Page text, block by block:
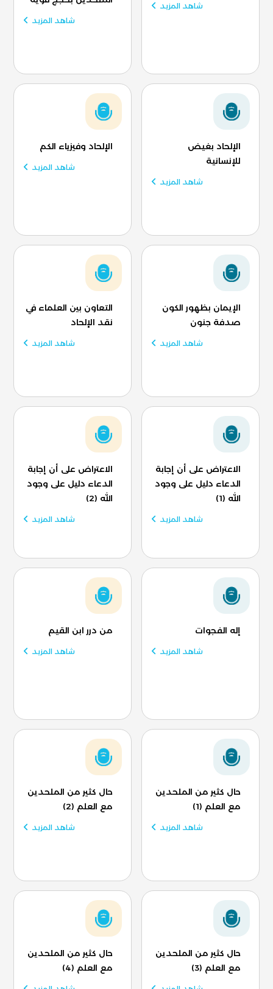
شاهد المزيد
شاهد المزيد
الإلحاد بغيض
للإنسانية
شاهد المزيد
الإلحاد وفيزياء الكم
شاهد المزيد
الإيمان بظهور الكون
صدفة جنون
شاهد المزيد
التعاون بين العلماء في
نقد الإلحاد
شاهد المزيد
الاعتراض على أن إجابة
الدعاء دليل على وجود
الله (1)
شاهد المزيد
الاعتراض على أن إجابة
الدعاء دليل على وجود
الله (2)
شاهد المزيد
إله الفجوات
شاهد المزيد
من درر ابن القيم
شاهد المزيد
حال كثير من الملحدين
مع العلم (1)
شاهد المزيد
حال كثير من الملحدين
مع العلم (2)
شاهد المزيد
حال كثير من الملحدين
مع العلم (3)
حال كثير من الملحدين
مع العلم (4)